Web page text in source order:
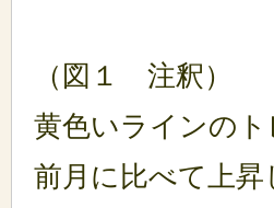
（図１ 注釈）
黄色いラインの
前月に比べて上